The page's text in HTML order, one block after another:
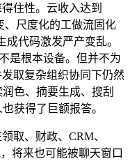
住性。云收入达到
、尺度化的工做流固化
代码激发严产变乱。
是根本设备。但并不为
取复杂组织协同下仍然
色、摘要生成、搜刮
获得了巨额报答。
、财政、CRM、
将来也可能被聊天窗口